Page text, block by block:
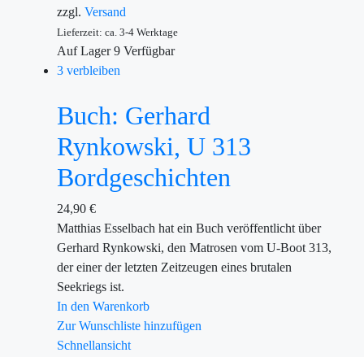
zzgl. Versand
Lieferzeit: ca. 3-4 Werktage
Auf Lager9 Verfügbar
3 verbleiben
Buch: Gerhard
Rynkowski, U 313
Bordgeschichten
24,90 €
Matthias Esselbach hat ein Buch veröffentlicht über
Gerhard Rynkowski, den Matrosen vom U-Boot 313,
der einer der letzten Zeitzeugen eines brutalen
Seekriegs ist.
In den Warenkorb
Zur Wunschliste hinzufügen
Schnellansicht